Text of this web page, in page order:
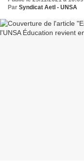
Par Syndicat AetI - UNSA